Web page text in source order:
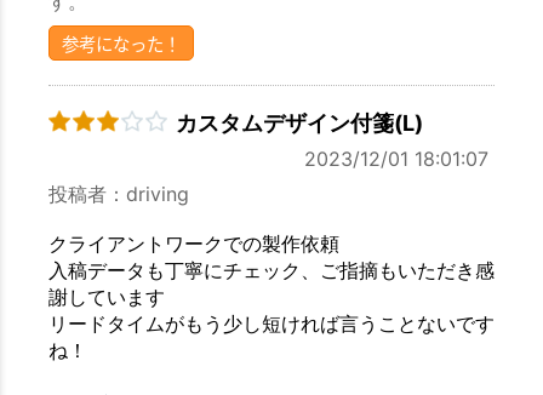
参考になった！
カスタムデザイン付箋(L)
2023/12/01 18:01:07
投稿者：driving
クライアントワークでの製作依頼
入稿データも丁寧にチェック、ご指摘もいただき感
謝しています
リードタイムがもう少し短ければ言うことないです
ね！